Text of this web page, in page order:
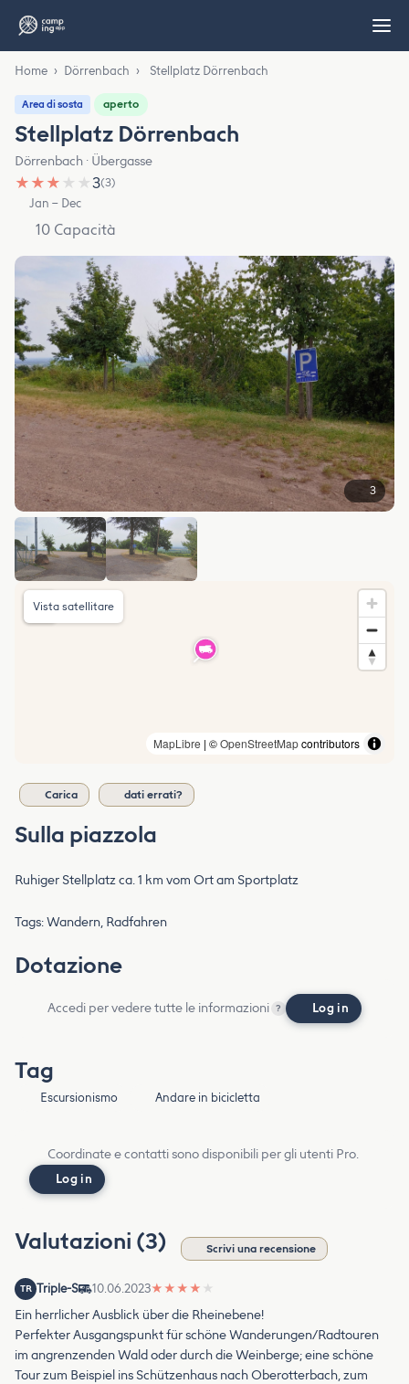
Home › Dörrenbach › Stellplatz Dörrenbach
Area di sosta aperto
Stellplatz Dörrenbach
Dörrenbach · Übergasse
★ ★ ★ ★ ★3(3)
Jan – Dec
10 Capacità
3
MapLibre | ©OpenStreetMapcontributors
Vista satellitare
Carica dati errati?
Sulla piazzola
Ruhiger Stellplatz ca. 1 km vom Ort am Sportplatz
Tags: Wandern, Radfahren
Dotazione
Accedi per vedere tutte le informazioni ? Log in
Tag
Escursionismo Andare in bicicletta
Coordinate e contatti sono disponibili per gli utenti Pro.
Log in
Valutazioni (3) Scrivi una recensione
TR Triple-S 10.06.2023★ ★ ★ ★ ★
Ein herrlicher Ausblick über die Rheinebene!
Perfekter Ausgangspunkt für schöne Wanderungen/Radtouren
im angrenzenden Wald oder durch die Weinberge; eine schöne
Tour zum Beispiel ins Schützenhaus nach Oberotterbach, zum